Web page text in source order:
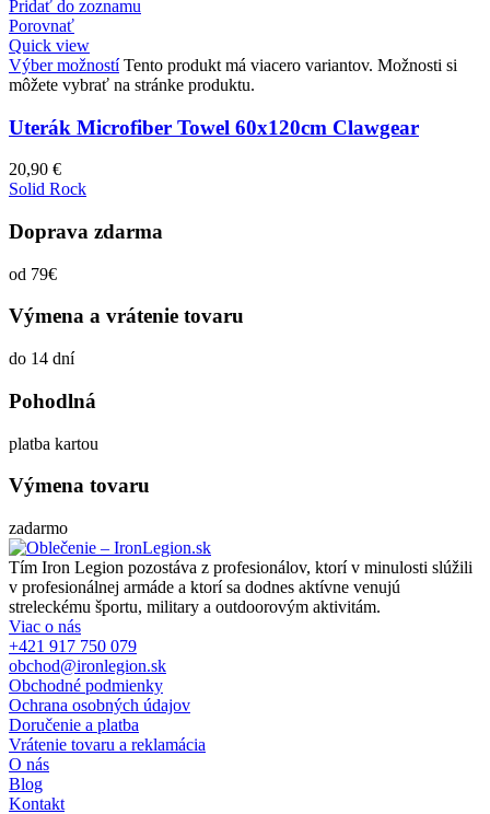
Pridať do zoznamu
Porovnať
Quick view
Výber možností Tento produkt má viacero variantov. Možnosti si
môžete vybrať na stránke produktu.
Uterák Microfiber Towel 60x120cm Clawgear
20,90 €
Solid Rock
Doprava zdarma
od 79€
Výmena a vrátenie tovaru
do 14 dní
Pohodlná
platba kartou
Výmena tovaru
zadarmo
Tím Iron Legion pozostáva z profesionálov, ktorí v minulosti slúžili
v profesionálnej armáde a ktorí sa dodnes aktívne venujú
streleckému športu, military a outdoorovým aktivitám.
Viac o nás
+421 917 750 079
obchod@ironlegion.sk
Obchodné podmienky
Ochrana osobných údajov
Doručenie a platba
Vrátenie tovaru a reklamácia
O nás
Blog
Kontakt